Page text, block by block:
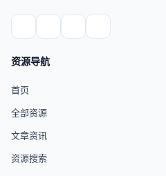
资源导航
首页
全部资源
文章资讯
资源搜索